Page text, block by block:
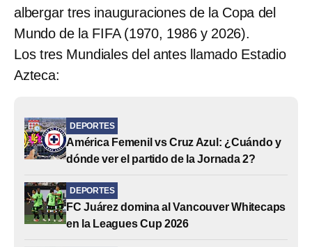
albergar tres inauguraciones de la Copa del
Mundo de la FIFA (1970, 1986 y 2026).
Los tres Mundiales del antes llamado Estadio
Azteca:
DEPORTES
América Femenil vs Cruz Azul: ¿Cuándo y
dónde ver el partido de la Jornada 2?
DEPORTES
FC Juárez domina al Vancouver Whitecaps
en la Leagues Cup 2026